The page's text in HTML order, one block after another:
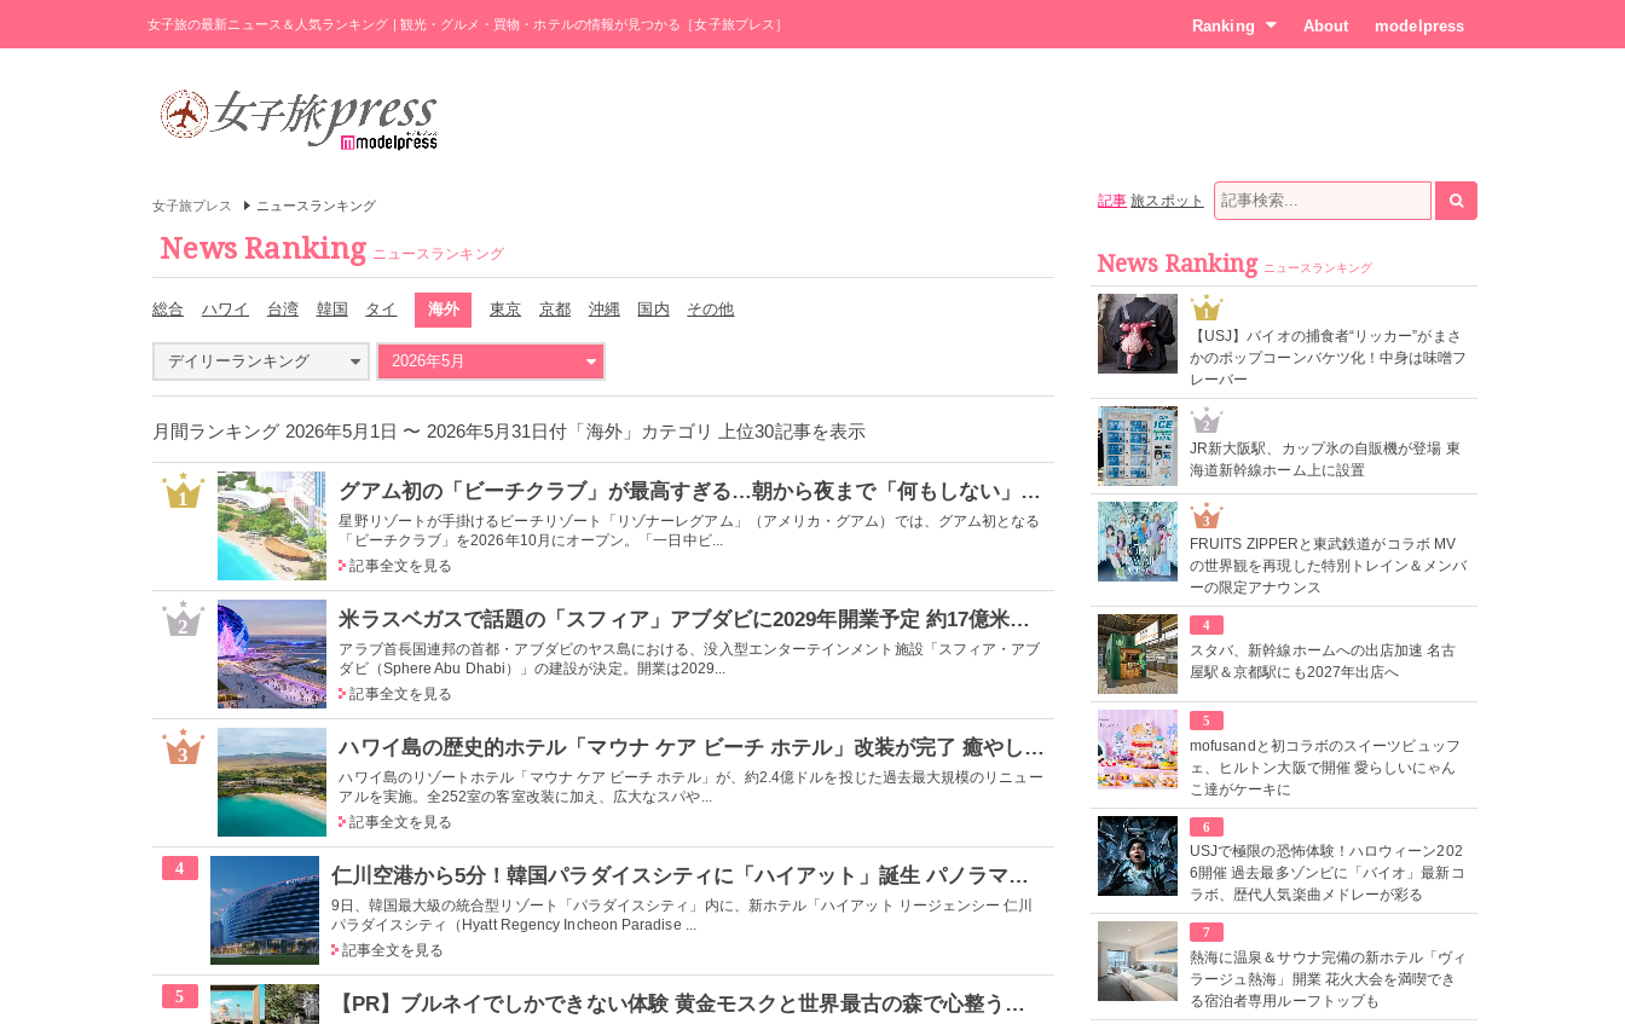
女子旅の最新ニュース＆人気ランキング | 観光・グルメ・買物・ホテルの情報が見つかる［女子旅プレス］ Ranking About modelpress
女子旅プレス ニュースランキング
News Ranking ニュースランキング
総合 ハワイ 台湾 韓国 タイ 海外 東京 京都 沖縄 国内 その他
デイリーランキング 2026年5月
月間ランキング 2026年5月1日 〜 2026年5月31日付「海外」カテゴリ 上位30記事を表示
1 グアム初の「ビーチクラブ」が最高すぎる…朝から夜まで「何もしない」海辺時間彩る贅沢空間
星野リゾートが手掛けるビーチリゾート「リゾナーレグアム」（アメリカ・グアム）では、グアム初となる
「ビーチクラブ」を2026年10月にオープン。「一日中ビ...
記事全文を見る
2 米ラスベガスで話題の「スフィア」アブダビに2029年開業予定 約17億米ドルを投じる新ランドマーク
アラブ首長国連邦の首都・アブダビのヤス島における、没入型エンターテインメント施設「スフィア・アブ
ダビ（Sphere Abu Dhabi）」の建設が決定。開業は2029...
記事全文を見る
3 ハワイ島の歴史的ホテル「マウナ ケア ビーチ ホテル」改装が完了 癒やしの新スパ＆インフィニティプール導入
ハワイ島のリゾートホテル「マウナ ケア ビーチ ホテル」が、約2.4億ドルを投じた過去最大規模のリニュー
アルを実施。全252室の客室改装に加え、広大なスパや...
記事全文を見る
4 仁川空港から5分！韓国パラダイスシティに「ハイアット」誕生 パノラマビューの開放的な501室
9日、韓国最大級の統合型リゾート「パラダイスシティ」内に、新ホテル「ハイアット リージェンシー 仁川
パラダイスシティ（Hyatt Regency Incheon Paradise ...
記事全文を見る
5 【PR】ブルネイでしかできない体験 黄金モスクと世界最古の森で心整うリトリート旅
記事 旅スポット
News Ranking ニュースランキング
1
【USJ】バイオの捕食者“リッカー”がまさ
かのポップコーンバケツ化！中身は味噌フ
レーバー
2
JR新大阪駅、カップ氷の自販機が登場 東
海道新幹線ホーム上に設置
3
FRUITS ZIPPERと東武鉄道がコラボ MV
の世界観を再現した特別トレイン＆メンバ
ーの限定アナウンス
4
スタバ、新幹線ホームへの出店加速 名古
屋駅＆京都駅にも2027年出店へ
5
mofusandと初コラボのスイーツビュッフ
ェ、ヒルトン大阪で開催 愛らしいにゃん
こ達がケーキに
6
USJで極限の恐怖体験！ハロウィーン202
6開催 過去最多ゾンビに「バイオ」最新コ
ラボ、歴代人気楽曲メドレーが彩る
7
熱海に温泉＆サウナ完備の新ホテル「ヴィ
ラージュ熱海」開業 花火大会を満喫でき
る宿泊者専用ルーフトップも